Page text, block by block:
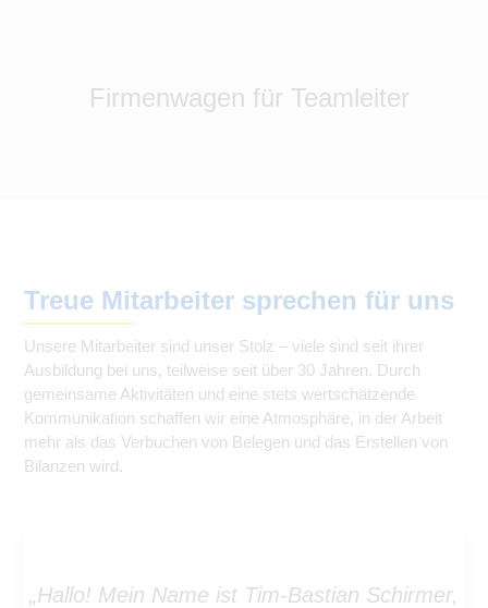
Firmenwagen für Teamleiter
Treue Mitarbeiter sprechen für uns
Unsere Mitarbeiter sind unser Stolz – viele sind seit ihrer
Ausbildung bei uns, teilweise seit über 30 Jahren. Durch
gemeinsame Aktivitäten und eine stets wertschätzende
Kommunikation schaffen wir eine Atmosphäre, in der Arbeit
mehr als das Verbuchen von Belegen und das Erstellen von
Bilanzen wird.
„Hallo! Mein Name ist Tim-Bastian Schirmer,